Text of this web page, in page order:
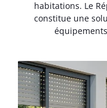
habitations. Le
constitue une